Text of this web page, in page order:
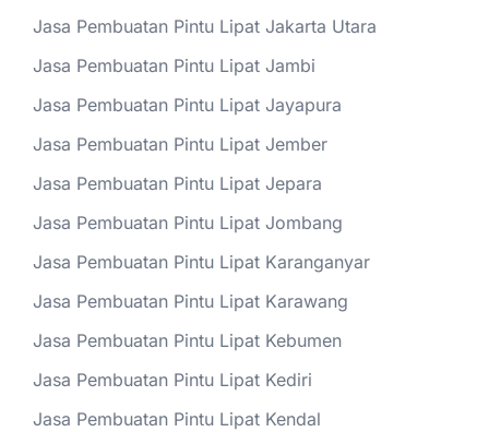
Jasa Pembuatan Pintu Lipat Jakarta Utara
Jasa Pembuatan Pintu Lipat Jambi
Jasa Pembuatan Pintu Lipat Jayapura
Jasa Pembuatan Pintu Lipat Jember
Jasa Pembuatan Pintu Lipat Jepara
Jasa Pembuatan Pintu Lipat Jombang
Jasa Pembuatan Pintu Lipat Karanganyar
Jasa Pembuatan Pintu Lipat Karawang
Jasa Pembuatan Pintu Lipat Kebumen
Jasa Pembuatan Pintu Lipat Kediri
Jasa Pembuatan Pintu Lipat Kendal